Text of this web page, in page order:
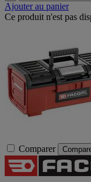
Ajouter au panier
Ce produit n'est pas
Comparer